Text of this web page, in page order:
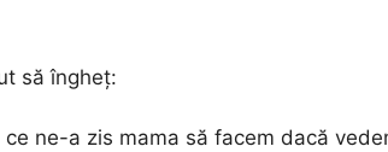
să îngheț:
ne-a zis mama să facem dacă